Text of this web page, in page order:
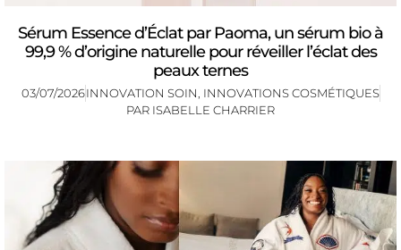
Sérum Essence d’Éclat par Paoma, un sérum bio à
99,9 % d’origine naturelle pour réveiller l’éclat des
peaux ternes
03/07/2026INNOVATION SOIN, INNOVATIONS COSMÉTIQUES
PAR ISABELLE CHARRIER